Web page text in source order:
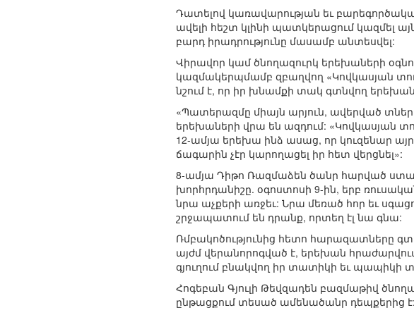
Դատելով կառավարության եւ
ավելի հեշտ կլինի պատկերացում կազմել
բարդ իրադրությունը մասամբ անտեսվել:
Վիրավոր կամ ծնողազուրկ երեխաների
կազմակերպմամբ զբաղվող «Կովկասյան
նշում է, որ իր խնամքի տակ գտնվող
«Պատերազմը միայն արյուն, ավերված տներ
երեխաների վրա են ազդում: «Կովկասյան
12-ամյա երեխա ինձ ասաց, որ կուզենար
ճագարին չէր կարողացել իր հետ վերցնել»:
8-ամյա Դիթո Ռազմաձեն ծանր հարված
խորհրդանիշը. օգոստոսի 9-ին, երբ
նրա աչքերի առջեւ: Նրա մեռած հոր եւ
շրջապատում են դրանք, որտեղ էլ նա գնա:
Ռմբակոծությունից հետո հարազատները
այժմ վերանորոգված է, երեխան
գյուղում բնակվող իր տատիկի եւ պապիկի
Հոգեբան Գյուլի Թեվզադեն բազմաթիվ
ընթացքում տեսած ամենածանր դեպքերից է: